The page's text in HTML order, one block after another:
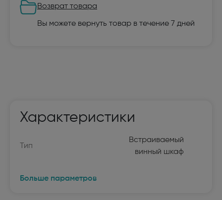
Возврат товара
Вы можете вернуть товар в течение 7 дней
Характеристики
Тип
Встраиваемый
винный шкаф
Больше параметров